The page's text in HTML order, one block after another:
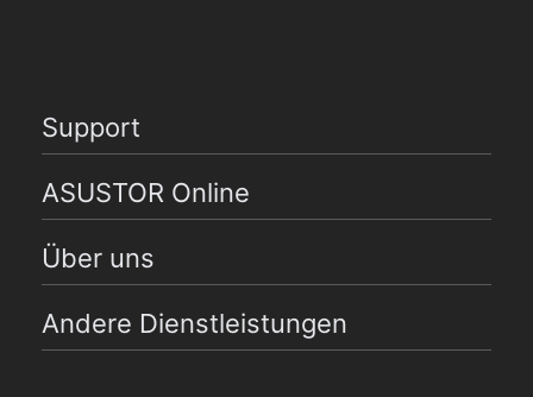
Support
ASUSTOR Online
Über uns
Andere Dienstleistungen